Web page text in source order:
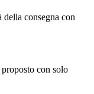
consegna con
con solo